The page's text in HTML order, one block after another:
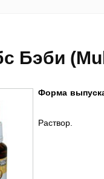
Бэби
Форма
Раствор.